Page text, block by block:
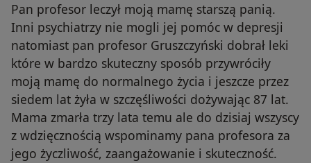
Pan profesor leczył moją mamę starszą panią.
Inni psychiatrzy nie mogli jej pomóc w depresji
natomiast pan profesor Gruszczyński dobrał leki
które w bardzo skuteczny sposób przywróciły
moją mamę do normalnego życia i jeszcze przez
siedem lat żyła w szczęśliwości dożywając 87 lat.
Mama zmarła trzy lata temu ale do dzisiaj wszyscy
z wdzięcznością wspominamy pana profesora za
jego życzliwość, zaangażowanie i skuteczność.